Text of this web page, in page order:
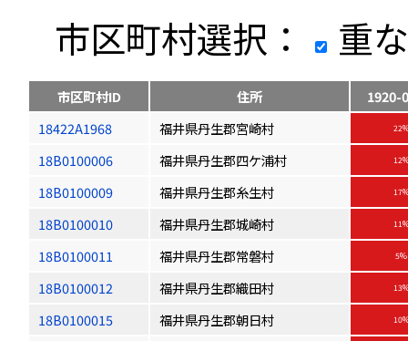
市区町村選択：
重
市区町村ID 住所
1920-
18422A1968
福井県丹生郡宮崎村
18B0100006 福井県丹生郡四ケ浦村
18B0100009 福井県丹生郡糸生村
18B0100010 福井県丹生郡城崎村
18B0100011 福井県丹生郡常磐村 5%
18B0100012 福井県丹生郡織田村
18B0100015 福井県丹生郡朝日村